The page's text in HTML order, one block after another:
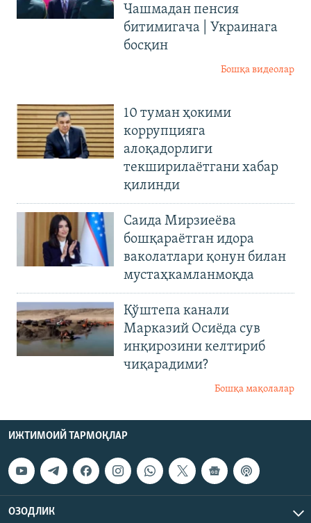
Чашмадан пенсия
битимигача | Украинага
босқин
Бошқа видеолар
10 туман ҳокими
коррупцияга
алоқадорлиги
текширилаётгани хабар
қилинди
Саида Мирзиеёва
бошқараётган идора
ваколатлари қонун билан
мустаҳкамланмоқда
Қўштепа канали
Марказий Осиёда сув
инқирозини келтириб
чиқарадими?
Бошқа мақолалар
ИЖТИМОИЙ ТАРМОҚЛАР
ОЗОДЛИК